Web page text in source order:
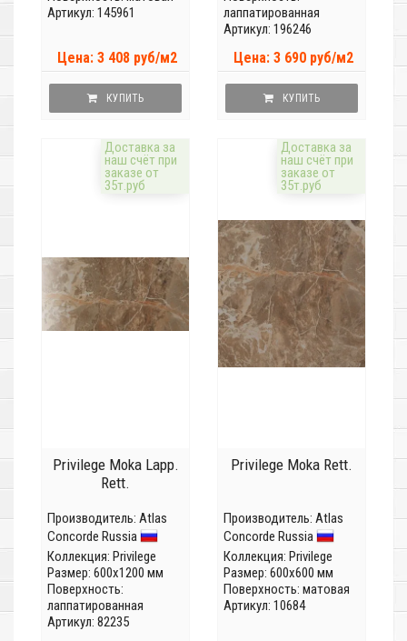
Артикул: 145961
Цена: 3 408 руб/м2
КУПИТЬ
лаппатированная
Артикул: 196246
Цена: 3 690 руб/м2
КУПИТЬ
Доставка за
наш счёт при
заказе от
35т.руб
Privilege Moka Lapp.
Rett.
Производитель: Atlas
Concorde Russia
Коллекция: Privilege
Размер: 600x1200 мм
Поверхность:
лаппатированная
Артикул: 82235
Доставка за
наш счёт при
заказе от
35т.руб
Privilege Moka Rett.
Производитель: Atlas
Concorde Russia
Коллекция: Privilege
Размер: 600x600 мм
Поверхность: матовая
Артикул: 10684